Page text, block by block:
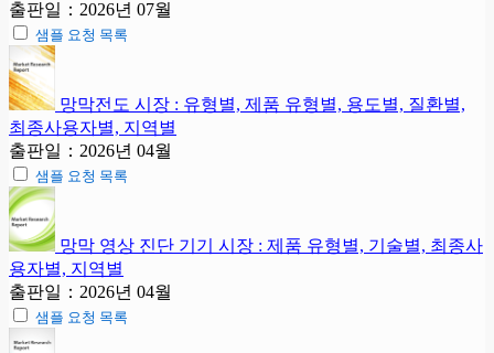
출판일：2026년 07월
샘플 요청 목록
망막전도 시장 : 유형별, 제품 유형별, 용도별, 질환별,
최종사용자별, 지역별
출판일：2026년 04월
샘플 요청 목록
망막 영상 진단 기기 시장 : 제품 유형별, 기술별, 최종사
용자별, 지역별
출판일：2026년 04월
샘플 요청 목록